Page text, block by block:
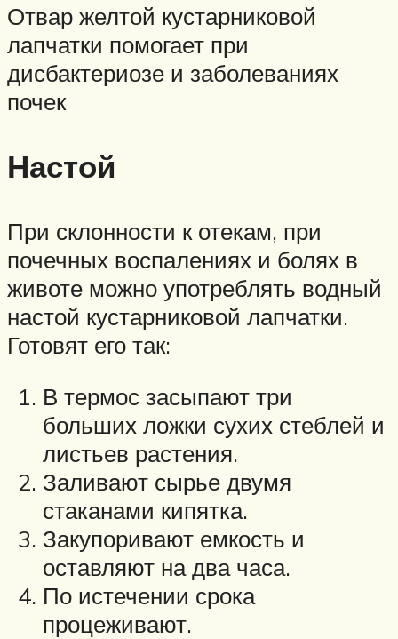
Отвар желтой кустарниковой
лапчатки помогает при
дисбактериозе и заболеваниях
почек
Настой
При склонности к отекам, при
почечных воспалениях и болях в
животе можно употреблять водный
настой кустарниковой лапчатки.
Готовят его так:
В термос засыпают три
больших ложки сухих стеблей и
листьев растения.
Заливают сырье двумя
стаканами кипятка.
Закупоривают емкость и
оставляют на два часа.
По истечении срока
процеживают.